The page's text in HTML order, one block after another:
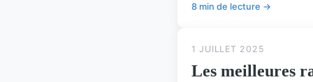
8 min de lecture →
1 JUILLET 2025
Les meilleures